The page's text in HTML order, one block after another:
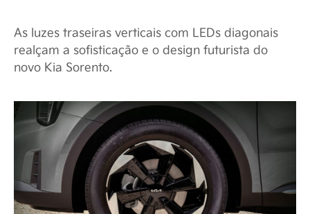
As luzes traseiras verticais com LEDs diagonais
realçam a sofisticação e o design futurista do
novo Kia Sorento.